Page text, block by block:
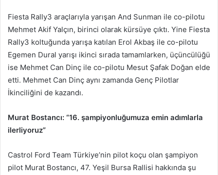
Fiesta Rally3 araçlarıyla yarışan And Sunman ile co-pilotu
Mehmet Akif Yalçın, birinci olarak kürsüye çıktı. Yine Fiesta
Rally3 koltuğunda yarışa katılan Erol Akbaş ile co-pilotu
Egemen Dural yarışı ikinci sırada tamamlarken, üçüncülüğü
ise Mehmet Can Dinç ile co-pilotu Mesut Şafak Doğan elde
etti. Mehmet Can Dinç aynı zamanda Genç Pilotlar
İkinciliğini de kazandı.
Murat Bostancı: “16. şampiyonluğumuza emin adımlarla
ilerliyoruz”
Castrol Ford Team Türkiye’nin pilot koçu olan şampiyon
pilot Murat Bostancı, 47. Yeşil Bursa Rallisi hakkında şu